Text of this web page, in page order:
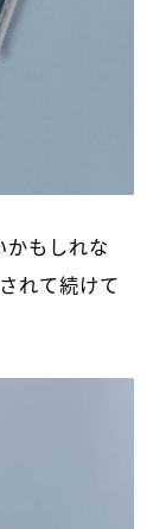
もしれな
れて続けて